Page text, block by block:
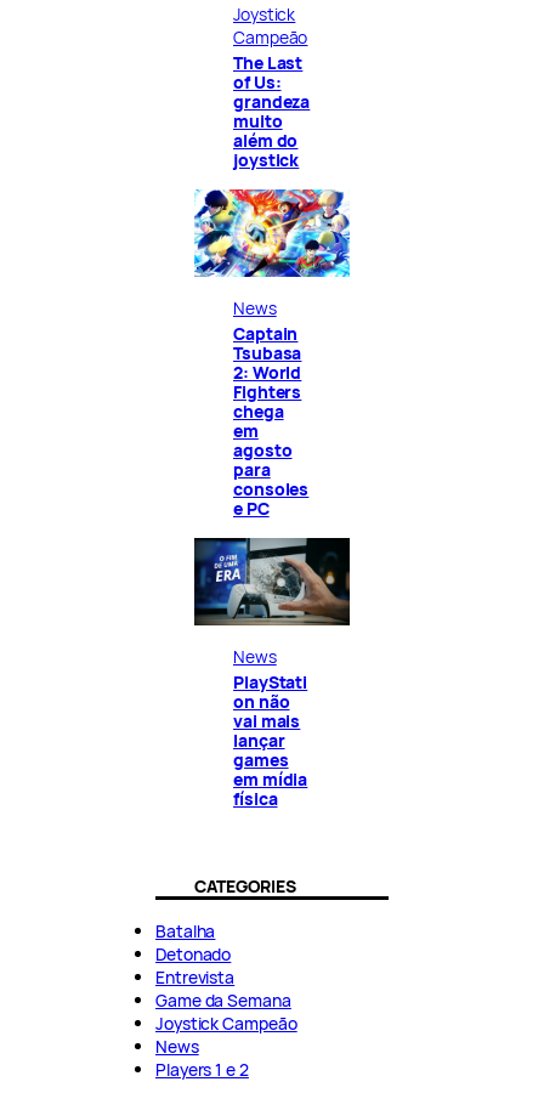
Joystick
Campeão
The Last
of Us:
grandeza
muito
além do
joystick
News
Captain
Tsubasa
2: World
Fighters
chega
em
agosto
para
consoles
e PC
News
PlayStati
on não
vai mais
lançar
games
em mídia
física
CATEGORIES
Batalha
Detonado
Entrevista
Game da Semana
Joystick Campeão
News
Players 1 e 2